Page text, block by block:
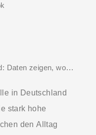
Hitzeatlas Deutschland: Daten zeigen, wo es am heißesten wird
in Deutschland
stark hohe
den Alltag